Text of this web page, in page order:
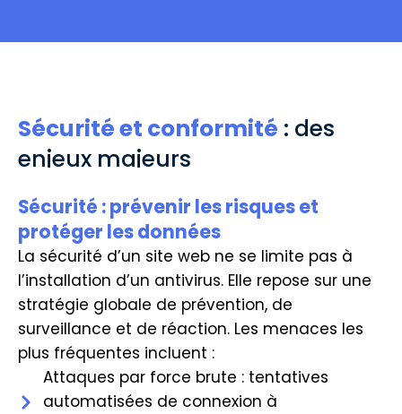
Sécurité et conformité : des
enjeux majeurs
Sécurité : prévenir les risques et
protéger les données
La sécurité d’un site web ne se limite pas à
l’installation d’un antivirus. Elle repose sur une
stratégie globale de prévention, de
surveillance et de réaction. Les menaces les
plus fréquentes incluent :
Attaques par force brute : tentatives
automatisées de connexion à